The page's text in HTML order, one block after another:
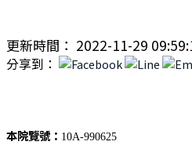
更新時間： 2022-11-29
分享到：
本院覽號： 10A-990625